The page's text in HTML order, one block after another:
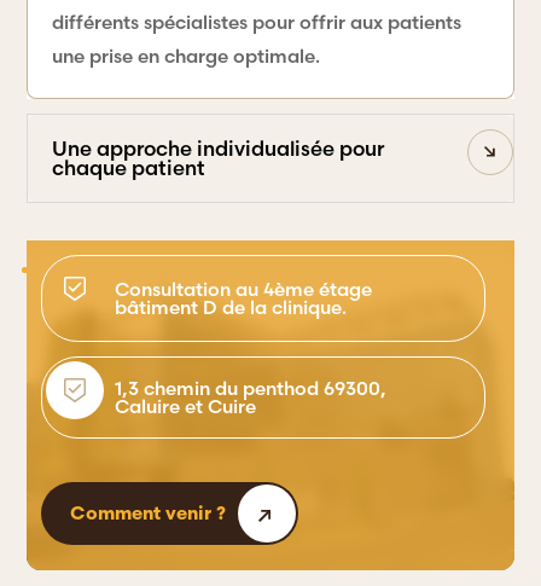
différents spécialistes pour offrir aux patients
une prise en charge optimale.
Une approche individualisée pour
chaque patient
Consultation au 4ème étage
bâtiment D de la clinique.
1,3 chemin du penthod 69300,
Caluire et Cuire
Comment venir ?